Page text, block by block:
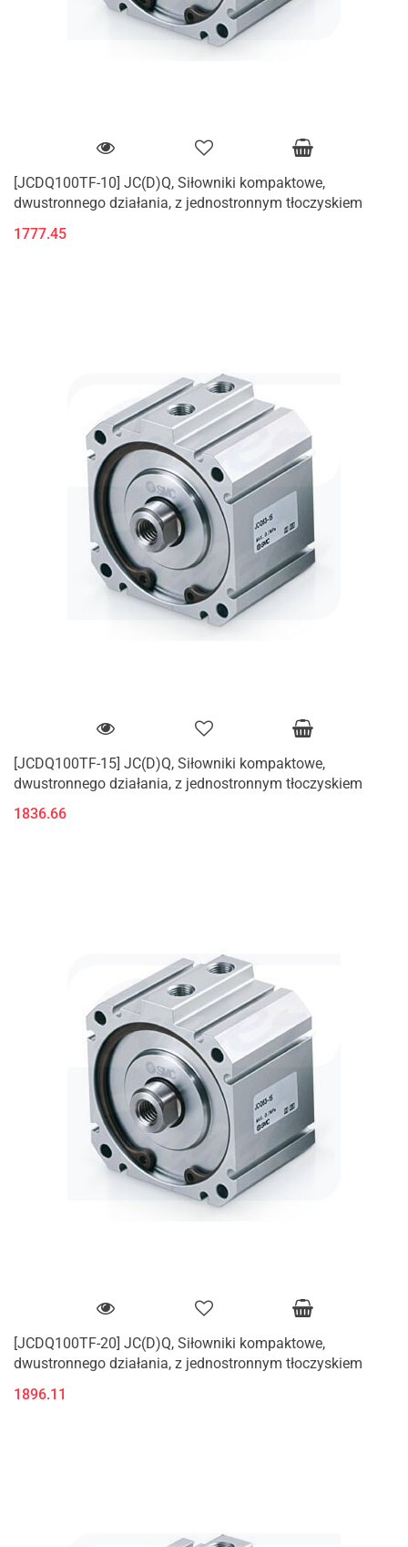
[JCDQ100TF-10] JC(D)Q, Siłowniki kompaktowe,
dwustronnego działania, z jednostronnym tłoczyskiem
1777.45
[JCDQ100TF-15] JC(D)Q, Siłowniki kompaktowe,
dwustronnego działania, z jednostronnym tłoczyskiem
1836.66
[JCDQ100TF-20] JC(D)Q, Siłowniki kompaktowe,
dwustronnego działania, z jednostronnym tłoczyskiem
1896.11